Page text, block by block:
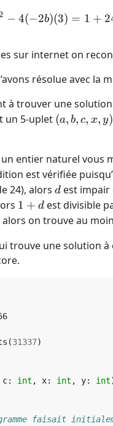
− 4(−2b)(3) = 1 +
sur internet on
résolue avec la
à trouver une
un 5-uplet (a,
x,
y)
(a, b, c, x, y)
entier naturel vous
est vérifiée
24), alors d
d est impair
1+d
1 + d est divisible
alors on trouve au
trouve une solution
(31337)
c: int , x: int , y: int
faisait